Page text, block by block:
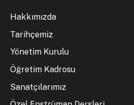
Hakkımızda
Tarihçemiz
Yönetim Kurulu
Öğretim Kadrosu
Sanatçılarımız